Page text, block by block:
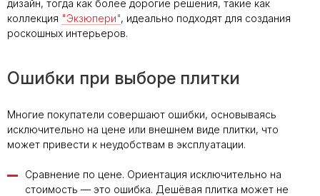
дизайн, тогда как более дорогие решения, такие как
коллекция "Экзюпери", идеально подходят для создания
роскошных интерьеров.
Ошибки при выборе плитки
Многие покупатели совершают ошибки, основываясь
исключительно на цене или внешнем виде плитки, что
может привести к неудобствам в эксплуатации.
Сравнение по цене. Ориентация исключительно на
стоимость — это ошибка. Дешёвая плитка может не